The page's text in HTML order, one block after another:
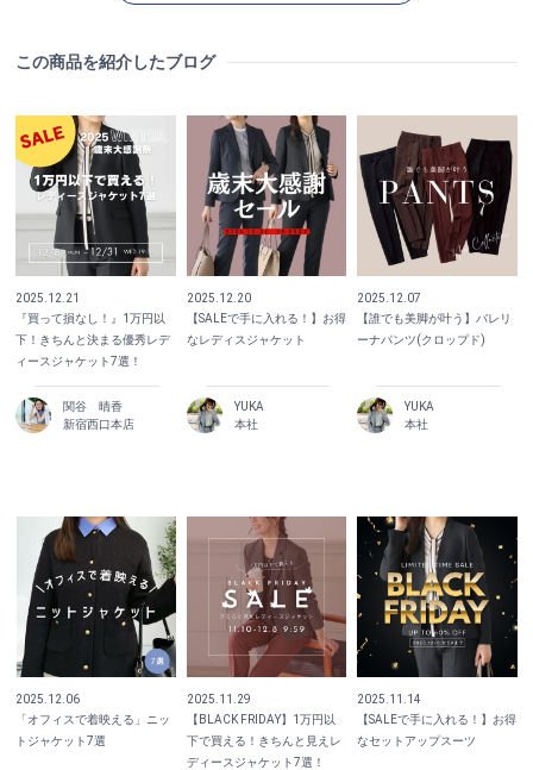
この商品を紹介したブログ
2025.12.21
『買って損なし！』1万円以
下！きちんと決まる優秀レデ
ィースジャケット7選！
関谷 晴香
新宿西口本店
2025.12.20
【SALEで手に入れる！】お得
なレディスジャケット
YUKA
本社
2025.12.07
【誰でも美脚が叶う】バレリ
ーナパンツ(クロップド)
YUKA
本社
2025.12.06
「オフィスで着映える」ニッ
トジャケット7選
2025.11.29
【BLACK FRIDAY】1万円以
下で買える！きちんと見えレ
ディースジャケット7選！
2025.11.14
【SALEで手に入れる！】お得
なセットアップスーツ